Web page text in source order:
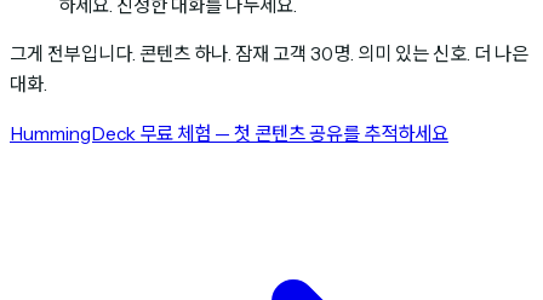
하세요. 진정한 대화를 나누세요.
그게 전부입니다. 콘텐츠 하나. 잠재 고객 30명. 의미 있는 신호. 더 나은
대화.
HummingDeck 무료 체험 — 첫 콘텐츠 공유를 추적하세요